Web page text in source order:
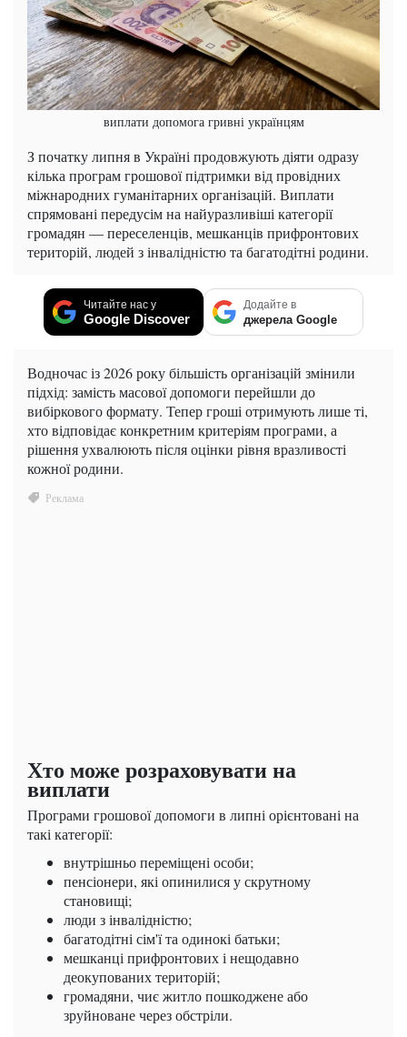
виплати допомога гривні українцям
З початку липня в Україні продовжують діяти одразу
кілька програм грошової підтримки від провідних
міжнародних гуманітарних організацій. Виплати
спрямовані передусім на найуразливіші категорії
громадян — переселенців, мешканців прифронтових
територій, людей з інвалідністю та багатодітні родини.
Читайте нас у
Google Discover
Додайте в
джерела Google
Водночас із 2026 року більшість організацій змінили
підхід: замість масової допомоги перейшли до
вибіркового формату. Тепер гроші отримують лише ті,
хто відповідає конкретним критеріям програми, а
рішення ухвалюють після оцінки рівня вразливості
кожної родини.
Хто може розраховувати на
виплати
Програми грошової допомоги в липні орієнтовані на
такі категорії:
внутрішньо переміщені особи;
пенсіонери, які опинилися у скрутному
становищі;
люди з інвалідністю;
багатодітні сім'ї та одинокі батьки;
мешканці прифронтових і нещодавно
деокупованих територій;
громадяни, чиє житло пошкоджене або
зруйноване через обстріли.